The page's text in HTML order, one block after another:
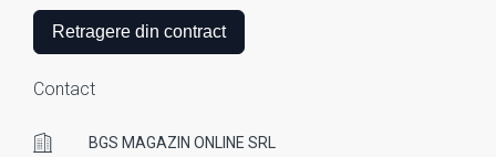
Retragere din contract
Contact
BGS MAGAZIN ONLINE SRL